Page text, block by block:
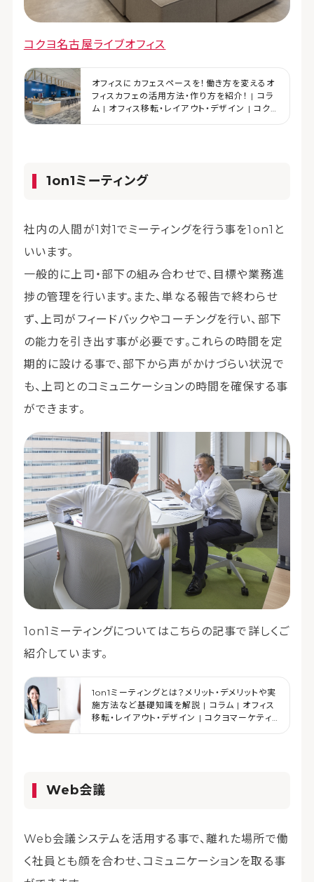
コクヨ名古屋ライブオフィス
オフィスにカフェスペースを！働き方を変えるオ
フィスカフェの活用方法・作り方を紹介！ | コラ
ム | オフィス移転・レイアウト・デザイン | コク
1on1ミーティング
社内の人間が1対1でミーティングを行う事を1on1と
いいます。
一般的に上司・部下の組み合わせで、目標や業務進
捗の管理を行います。また、単なる報告で終わらせ
ず、上司がフィードバックやコーチングを行い、部下
の能力を引き出す事が必要です。これらの時間を定
期的に設ける事で、部下から声がかけづらい状況で
も、上司とのコミュニケーションの時間を確保する事
ができます。
1on1ミーティングについてはこちらの記事で詳しくご
紹介しています。
1on1ミーティングとは？メリット・デメリットや実
施方法など基礎知識を解説 | コラム | オフィス
移転・レイアウト・デザイン | コクヨマーケティ
Web会議
Web会議システムを活用する事で、離れた場所で働
く社員とも顔を合わせ、コミュニケーションを取る事